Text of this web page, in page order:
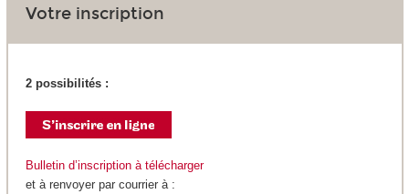
Votre inscription
2 possibilités :
Bulletin d’inscription à télécharger
et à renvoyer par courrier à :